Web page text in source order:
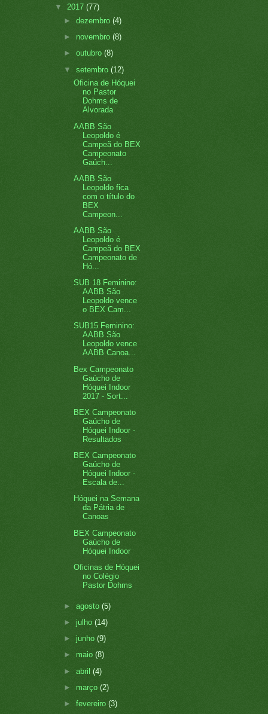
▼ 2017 (77)
►dezembro(4)
► novembro(8)
►outubro(8)
▼setembro(12)
Oficina de Hóquei
no Pastor
Dohms de
Alvorada
AABB São
Leopoldo é
Campeã do BEX
Campeonato
Gaúch...
AABB São
Leopoldo fica
com o título do
BEX
Campeon...
AABB São
Leopoldo é
Campeã do BEX
Campeonato de
Hó...
SUB 18 Feminino:
AABB São
Leopoldo vence
o BEX Cam...
SUB15 Feminino:
AABB São
Leopoldo vence
AABB Canoa...
Bex Campeonato
Gaúcho de
Hóquei Indoor
2017 - Sort...
BEX Campeonato
Gaúcho de
Hóquei Indoor -
Resultados
BEX Campeonato
Gaúcho de
Hóquei Indoor -
Escala de...
Hóquei na Semana
da Pátria de
Canoas
BEX Campeonato
Gaúcho de
Hóquei Indoor
Oficinas de Hóquei
no Colégio
Pastor Dohms
►agosto(5)
►julho(14)
► junho(9)
► maio(8)
►abril(4)
► março(2)
►fevereiro(3)